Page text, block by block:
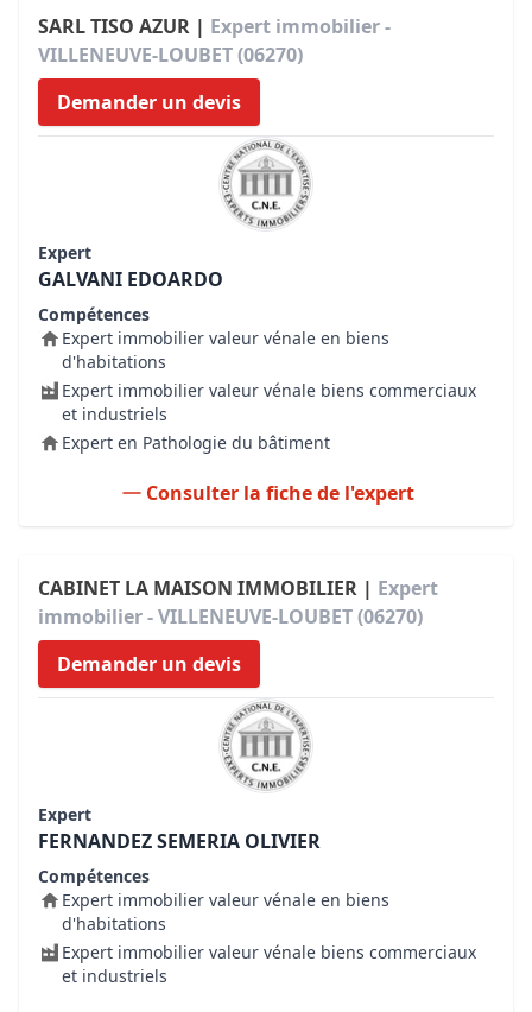
SARL TISO AZUR | Expert immobilier -
VILLENEUVE-LOUBET (06270)
Demander un devis
Expert
GALVANI EDOARDO
Compétences
Expert immobilier valeur vénale en biens
d'habitations
Expert immobilier valeur vénale biens commerciaux
et industriels
Expert en Pathologie du bâtiment
Consulter la fiche de l'expert
CABINET LA MAISON IMMOBILIER | Expert
immobilier - VILLENEUVE-LOUBET (06270)
Demander un devis
Expert
FERNANDEZ SEMERIA OLIVIER
Compétences
Expert immobilier valeur vénale en biens
d'habitations
Expert immobilier valeur vénale biens commerciaux
et industriels